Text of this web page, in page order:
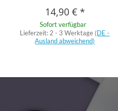
14,90 € *
Sofort verfügbar
Lieferzeit: 2 - 3 Werktage (DE -
Ausland abweichend)